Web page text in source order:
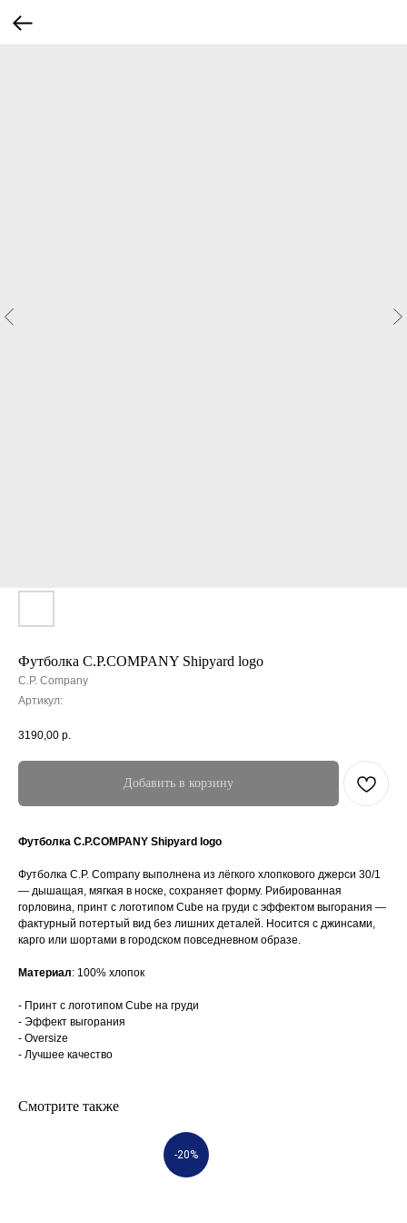
Футболка C.P.COMPANY Shipyard logo
C.P. Company
Артикул:
3190,00 р.
Добавить в корзину
Футболка C.P.COMPANY Shipyard logo
Футболка C.P. Company выполнена из лёгкого хлопкового джерси 30/1
— дышащая, мягкая в носке, сохраняет форму. Рибированная
горловина, принт с логотипом Cube на груди с эффектом выгорания —
фактурный потертый вид без лишних деталей. Носится с джинсами,
карго или шортами в городском повседневном образе.
Материал: 100% хлопок
- Принт с логотипом Cube на груди
- Эффект выгорания
- Oversize
- Лучшее качество
Смотрите также
-20%